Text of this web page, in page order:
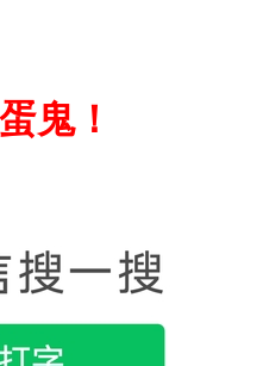
鬼！